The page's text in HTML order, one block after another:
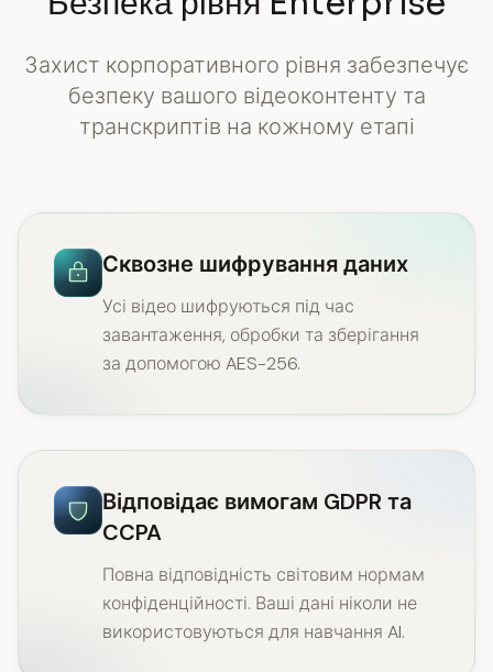
Захист корпоративного рівня забезпечує
безпеку вашого відеоконтенту та
транскриптів на кожному етапі
Сквозне шифрування даних
Усі відео шифруються під час
завантаження, обробки та зберігання
за допомогою AES-256.
Відповідає вимогам GDPR та
CCPA
Повна відповідність світовим нормам
конфіденційності. Ваші дані ніколи не
використовуються для навчання AI.